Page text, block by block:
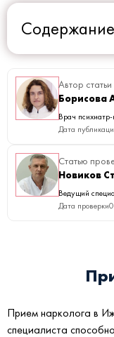
Содержание
Автор статьи
Борисова
Врач психиатр-
Дата
Статью
Новиков
Ведущий
Дата проверки
Прием нарколога в
специалиста